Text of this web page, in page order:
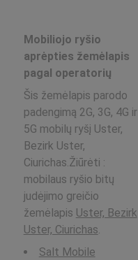
Mobiliojo ryšio
aprėpties žemėlapis
pagal operatorių
Šis žemėlapis parodo
padengimą 2G, 3G, 4G ir
5G mobilų ryšį Uster,
Bezirk Uster,
Ciurichas.Žiūrėti :
mobilaus ryšio bitų
judėjimo greičio
žemėlapis Uster, Bezirk
Uster, Ciurichas.
Salt Mobile